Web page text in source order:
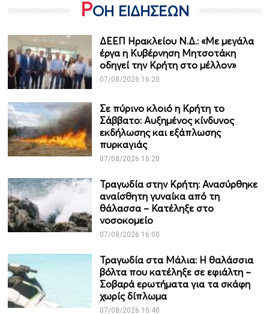
ΡΟΗ ΕΙΔΗΣΕΩΝ
ΔΕΕΠ Ηρακλείου Ν.Δ.: «Με μεγάλα
έργα η Κυβέρνηση Μητσοτάκη
οδηγεί την Κρήτη στο μέλλον»
07/08/2026 16:20
Σε πύρινο κλοιό η Κρήτη το
Σάββατο: Αυξημένος κίνδυνος
εκδήλωσης και εξάπλωσης
πυρκαγιάς
07/08/2026 16:20
Τραγωδία στην Κρήτη: Ανασύρθηκε
αναίσθητη γυναίκα από τη
θάλασσα – Κατέληξε στο
νοσοκομείο
07/08/2026 16:00
Τραγωδία στα Μάλια: Η θαλάσσια
βόλτα που κατέληξε σε εφιάλτη –
Σοβαρά ερωτήματα για τα σκάφη
χωρίς δίπλωμα
07/08/2026 15:40